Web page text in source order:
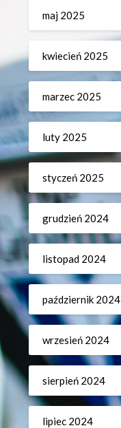
maj 2025
kwiecień 2025
marzec 2025
luty 2025
styczeń 2025
grudzień 2024
listopad 2024
październik 2024
wrzesień 2024
sierpień 2024
lipiec 2024